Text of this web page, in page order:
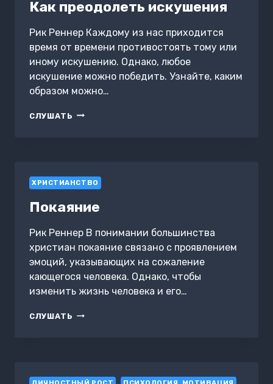
Как преодолеть искушения
Рик Реннер Каждому из нас приходится
время от времени противостоять тому или
иному искушению. Однако, любое
искушение можно победить. Узнайте, каким
образом можно…
СЛУШАТЬ КАК
ХРИСТИАНСТВО
Покаяние
Рик Реннер В понимании большинства
христиан покаяние связано с проявлением
эмоций, указывающих на сожаление
кающегося человека. Однако, чтобы
изменить жизнь человека и его…
СЛУШАТЬ ПОКАЯНИЕ